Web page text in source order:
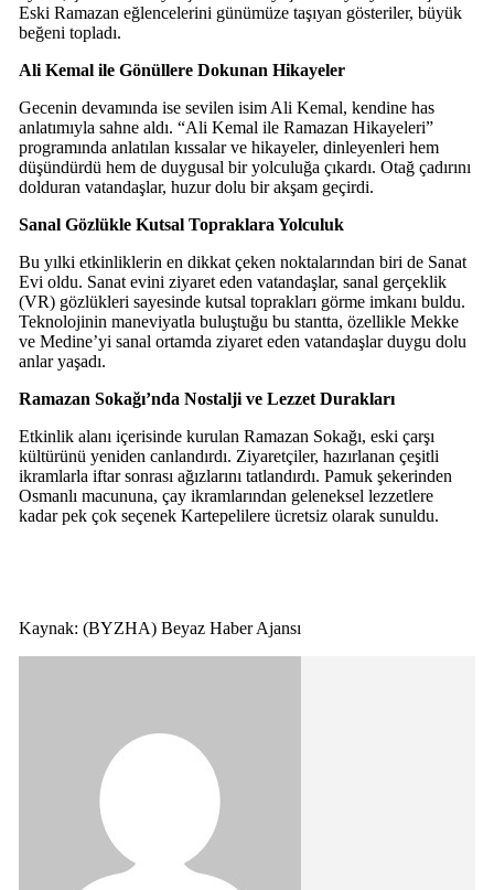
Eski Ramazan eğlencelerini günümüze taşıyan gösteriler, büyük
beğeni topladı.
Ali Kemal ile Gönüllere Dokunan Hikayeler
Gecenin devamında ise sevilen isim Ali Kemal, kendine has
anlatımıyla sahne aldı. “Ali Kemal ile Ramazan Hikayeleri”
programında anlatılan kıssalar ve hikayeler, dinleyenleri hem
düşündürdü hem de duygusal bir yolculuğa çıkardı. Otağ çadırını
dolduran vatandaşlar, huzur dolu bir akşam geçirdi.
Sanal Gözlükle Kutsal Topraklara Yolculuk
Bu yılki etkinliklerin en dikkat çeken noktalarından biri de Sanat
Evi oldu. Sanat evini ziyaret eden vatandaşlar, sanal gerçeklik
(VR) gözlükleri sayesinde kutsal toprakları görme imkanı buldu.
Teknolojinin maneviyatla buluştuğu bu stantta, özellikle Mekke
ve Medine’yi sanal ortamda ziyaret eden vatandaşlar duygu dolu
anlar yaşadı.
Ramazan Sokağı’nda Nostalji ve Lezzet Durakları
Etkinlik alanı içerisinde kurulan Ramazan Sokağı, eski çarşı
kültürünü yeniden canlandırdı. Ziyaretçiler, hazırlanan çeşitli
ikramlarla iftar sonrası ağızlarını tatlandırdı. Pamuk şekerinden
Osmanlı macununa, çay ikramlarından geleneksel lezzetlere
kadar pek çok seçenek Kartepelilere ücretsiz olarak sunuldu.
Kaynak: (BYZHA) Beyaz Haber Ajansı